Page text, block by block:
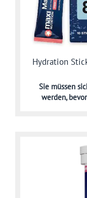
Hydration
Sie müssen
werden,